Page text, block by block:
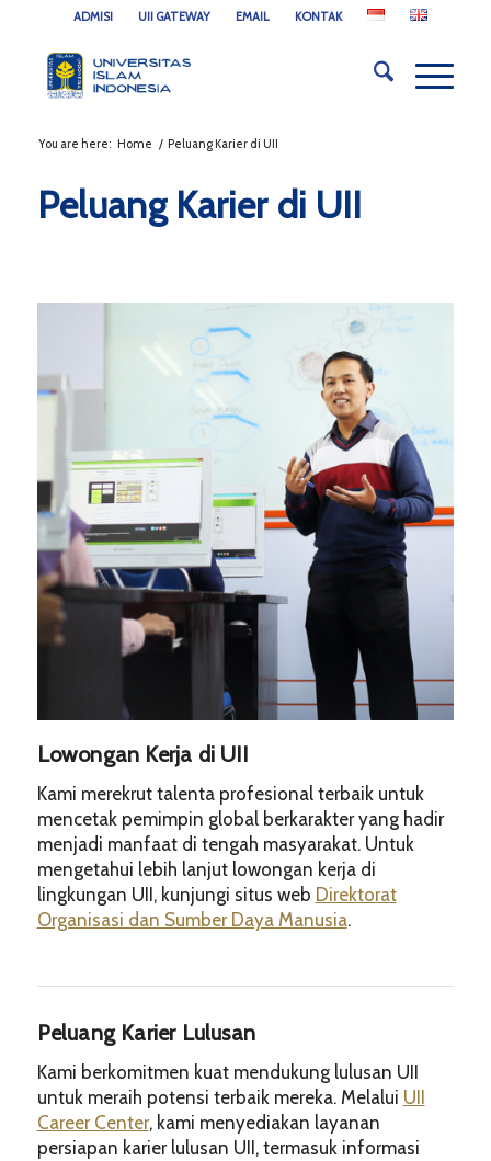
ADMISI UII GATEWAY EMAIL KONTAK
You are here: Home / Peluang Karier di UII
Peluang Karier di UII
Lowongan Kerja di UII
Kami merekrut talenta profesional terbaik untuk
mencetak pemimpin global berkarakter yang hadir
menjadi manfaat di tengah masyarakat. Untuk
mengetahui lebih lanjut lowongan kerja di
lingkungan UII, kunjungi situs web Direktorat
Organisasi dan Sumber Daya Manusia.
Peluang Karier Lulusan
Kami berkomitmen kuat mendukung lulusan UII
untuk meraih potensi terbaik mereka. Melalui UII
Career Center, kami menyediakan layanan
persiapan karier lulusan UII, termasuk informasi